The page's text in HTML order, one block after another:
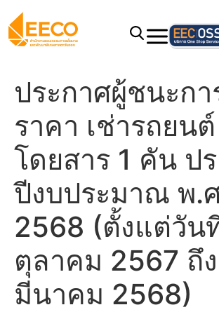
ประกาศผู้ชนะกา
ราคา เช่ารถยนต์
โดยสาร 1 คัน ป
ปีงบประมาณ พ.
2568 (ตั้งแต่วัน
ตุลาคม 2567 ถึ
มีนาคม 2568)